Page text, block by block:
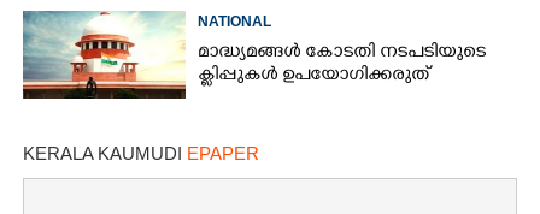
ബോംബേറ്
NATIONAL
മാദ്ധ്യമങ്ങൾ കോടതി നടപടിയുടെ
ക്ലിപ്പുകൾ ഉപയോഗിക്കരുത്
KERALA KAUMUDI EPAPER